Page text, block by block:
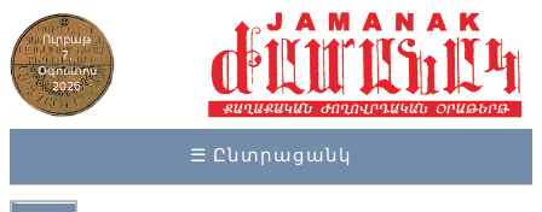
Ուրբաթ
7,
Օգոստոս
2026
☰ Ընտրացանկ